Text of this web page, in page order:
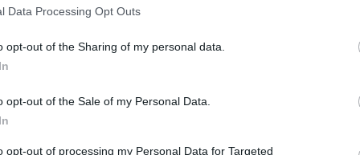
Data Processing Opt Outs
opt-out of the Sharing of my personal data.
opt-out of the Sale of my Personal Data.
opt-out of processing my Personal Data for Targeted
A
A